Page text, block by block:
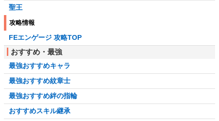
聖王
攻略情報
FEエンゲージ 攻略TOP
おすすめ・最強
最強おすすめキャラ
最強おすすめ紋章士
最強おすすめ絆の指輪
おすすめスキル継承